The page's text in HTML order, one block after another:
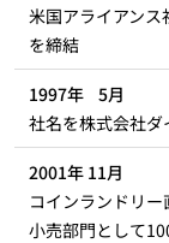
米国アライアン
を締結
1997年 5月
社名を株式会社
2001年 11月
コインランドリ
小売部門として